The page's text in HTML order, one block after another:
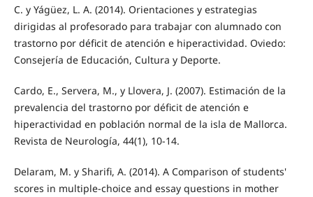
C. y Yágüez, L. A. (2014). Orientaciones y estrategias
dirigidas al profesorado para trabajar con alumnado con
trastorno por déficit de atención e hiperactividad. Oviedo:
Consejería de Educación, Cultura y Deporte.
Cardo, E., Servera, M., y Llovera, J. (2007). Estimación de la
prevalencia del trastorno por déficit de atención e
hiperactividad en población normal de la isla de Mallorca.
Revista de Neurología, 44(1), 10-14.
Delaram, M. y Sharifi, A. (2014). A Comparison of students'
scores in multiple-choice and essay questions in mother